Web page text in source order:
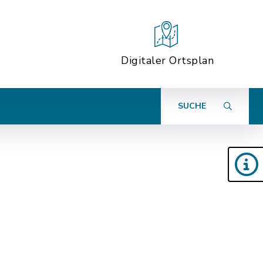
Digitaler Ortsplan
SUCHE